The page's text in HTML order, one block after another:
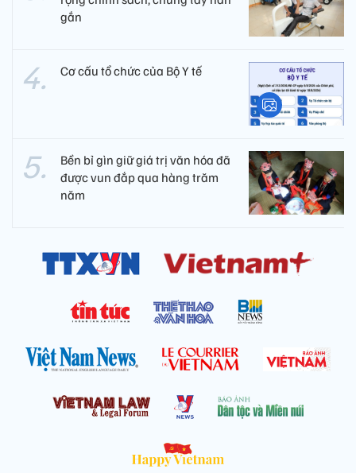
gắn
Cơ cấu tổ chức của Bộ Y tế
Bền bỉ gìn giữ giá trị văn hóa đã
được vun đắp qua hàng trăm
năm